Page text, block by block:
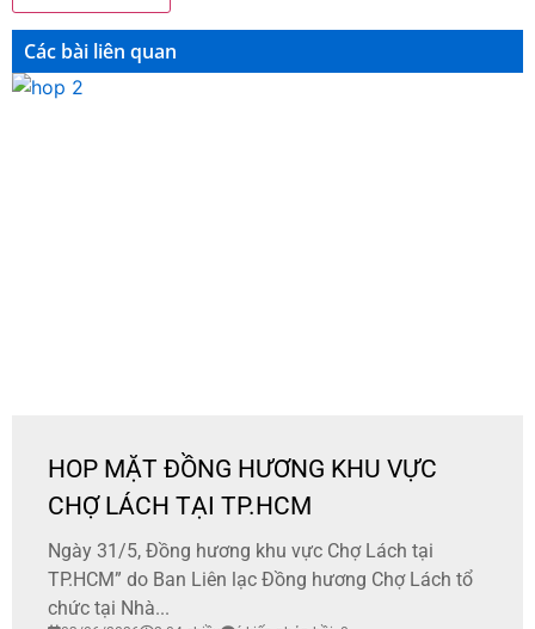
Các bài liên quan
HOP MẶT ĐỒNG HƯƠNG KHU VỰC
CHỢ LÁCH TẠI TP.HCM
Ngày 31/5, Đồng hương khu vực Chợ Lách tại
TP.HCM” do Ban Liên lạc Đồng hương Chợ Lách tổ
chức tại Nhà...